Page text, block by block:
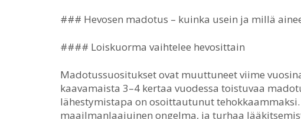
### Hevosen madotus – kuinka usein ja millä
#### Loiskuorma vaihtelee hevosittain
Madotussuositukset ovat muuttuneet viime
kaavamaista 3–4 kertaa vuodessa toistuvaa
lähestymistapa on osoittautunut
maailmanlaajuinen ongelma, ja turhaa